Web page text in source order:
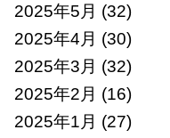
2025年5月 (32)
2025年4月 (30)
2025年3月 (32)
2025年2月 (16)
2025年1月 (27)